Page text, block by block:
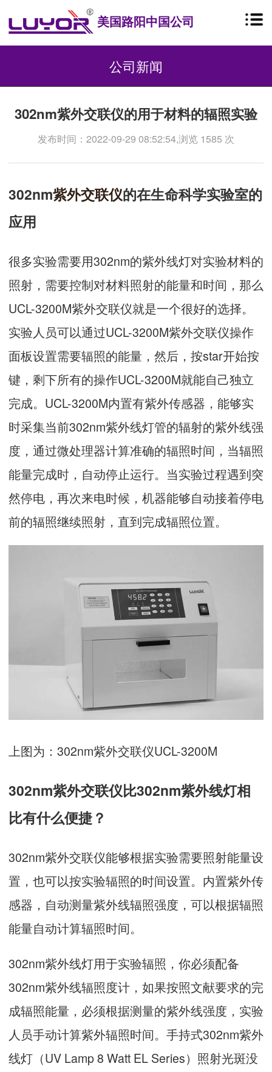
美国路阳中国公司
公司新闻
302nm紫外交联仪的用于材料的辐照实验
发布时间：2022-09-29 08:52:54,浏览 1585 次
302nm紫外交联仪的在生命科学实验室的
应用
很多实验需要用302nm的紫外线灯对实验材料的
照射，需要控制对材料照射的能量和时间，那么
UCL-3200M紫外交联仪就是一个很好的选择。
实验人员可以通过UCL-3200M紫外交联仪操作
面板设置需要辐照的能量，然后，按star开始按
键，剩下所有的操作UCL-3200M就能自己独立
完成。UCL-3200M内置有紫外传感器，能够实
时采集当前302nm紫外线灯管的辐射的紫外线强
度，通过微处理器计算准确的辐照时间，当辐照
能量完成时，自动停止运行。当实验过程遇到突
然停电，再次来电时候，机器能够自动接着停电
前的辐照继续照射，直到完成辐照位置。
上图为：302nm紫外交联仪UCL-3200M
302nm紫外交联仪比302nm紫外线灯相
比有什么便捷？
302nm紫外交联仪能够根据实验需要照射能量设
置，也可以按实验辐照的时间设置。内置紫外传
感器，自动测量紫外线辐照强度，可以根据辐照
能量自动计算辐照时间。
302nm紫外线灯用于实验辐照，你必须配备
302nm紫外线辐照度计，如果按照文献要求的完
成辐照能量，必须根据测量的紫外线强度，实验
人员手动计算紫外辐照时间。手持式302nm紫外
线灯（UV Lamp 8 Watt EL Series）照射光斑没